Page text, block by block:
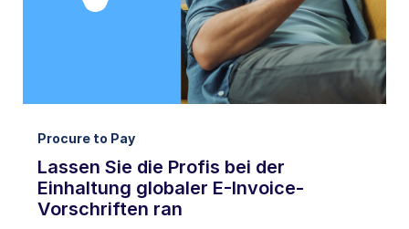
Procure to Pay
Lassen Sie die Profis bei der
Einhaltung globaler E-Invoice-
Vorschriften ran